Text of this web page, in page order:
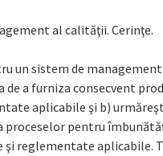
al calităţii. Cerinţe.
un sistem de
a furniza consecvent
aplicabile şi b)
proceselor pentru
reglementate aplicabile.